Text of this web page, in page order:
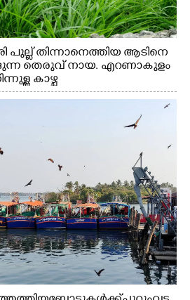
പുല്ല് തിന്നാനെത്തിയ ആടിനെ
തെരുവ് നായ. എറണാകുളം
കാഴ്ച